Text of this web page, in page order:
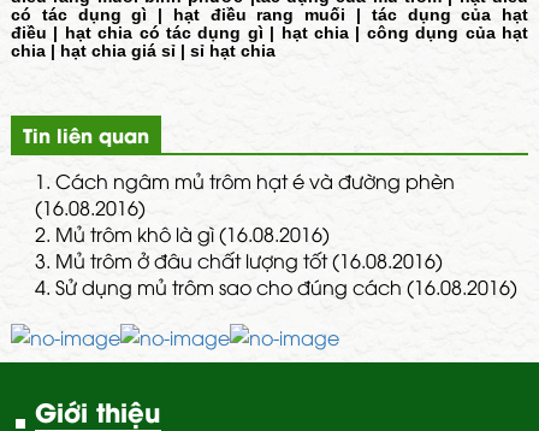
có tác dụng gì | hạt điều rang muối | tác dụng của hạt
điều | hạt chia có tác dụng gì | hạt chia | công dụng của hạt
chia| hạt chia giá sỉ| sỉ hạt chia
Tin liên quan
1. Cách ngâm mủ trôm hạt é và đường phèn
(16.08.2016)
2. Mủ trôm khô là gì (16.08.2016)
3. Mủ trôm ở đâu chất lượng tốt (16.08.2016)
4. Sử dụng mủ trôm sao cho đúng cách (16.08.2016)
Giới thiệu